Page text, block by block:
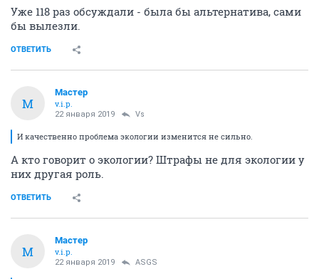
Уже 118 раз обсуждали - была бы альтернатива, сами
бы вылезли.
ОТВЕТИТЬ
М
Мастер
v.i.p.
22 января 2019 Vs
И качественно проблема экологии изменится не сильно.
А кто говорит о экологии? Штрафы не для экологии у
них другая роль.
ОТВЕТИТЬ
М
Мастер
v.i.p.
22 января 2019 ASGS